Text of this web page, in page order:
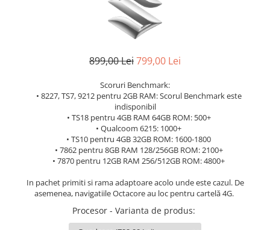
899,00 Lei799,00 Lei
Scoruri Benchmark:
• 8227, TS7, 9212 pentru 2GB RAM: Scorul Benchmark este
indisponibil
• TS18 pentru 4GB RAM 64GB ROM: 500+
• Qualcoom 6215: 1000+
• TS10 pentru 4GB 32GB ROM: 1600-1800
• 7862 pentru 8GB RAM 128/256GB ROM: 2100+
• 7870 pentru 12GB RAM 256/512GB ROM: 4800+
In pachet primiti si rama adaptoare acolo unde este cazul. De
asemenea, navigatiile Octacore au loc pentru cartelă 4G.
Procesor - Varianta de produs: